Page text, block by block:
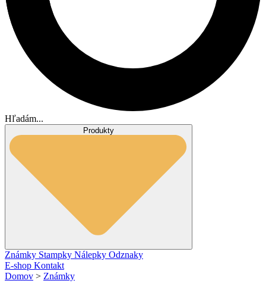
Hľadám...
Produkty
Známky Stampky Nálepky Odznaky
E-shop Kontakt
Domov > Známky